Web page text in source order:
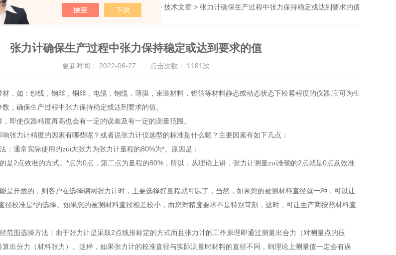
您的位置：网站首页 > 技术文章 > 张力计确保生产过程中张力保持稳定或达到要求的值
张力计确保生产过程中张力保持稳定或达到要求的值
更新时间： 2022-06-27 点击次数： 1181次
如：纱线，钢丝，铜丝，电缆，钢缆，薄膜，束装材料，铝箔等材料静态或动态状态下松紧程度的仪器,它可为生
，确保生产过程中张力保持稳定或达到要求的值。
使仪器精度再高也会有一定的误差及有一定的测量范围。
力计精度的因素有哪些呢？或者说张力计仪选型的标准是什么呢？主要因素有如下几点：
通常实际使用的zui大张力为张力计量程的80%为*。原因是：
2点效准的方式。*点为0点，第二点为量程的80%，所以，从理论上讲，张力计测量zui准确的2点就是0点及效准
开放的，则客户在选择钢网张力计时，主要选择好量程就可以了，当然，如果您的被测材料直径就一种，可以让
径校准是*的选择。如果您的被测材料直径相差较小，而您对精度要求不是特别苛刻，这时，可让生产商按照材料直
围选择方法：由于张力计是采取2点线形标定的方式而且张力计的工作原理即通过测量出合力（对测量点的压
出分力（材料张力）。这样，如果张力计的校准直径与实际测量时材料的直径不同，则理论上测量值一定会有误